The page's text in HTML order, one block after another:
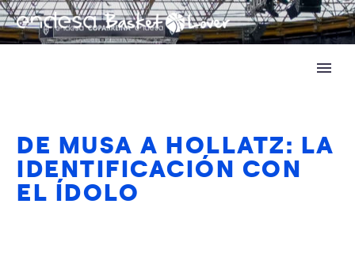
DE MUSA A HOLLATZ: LA
IDENTIFICACIÓN CON
EL ÍDOLO